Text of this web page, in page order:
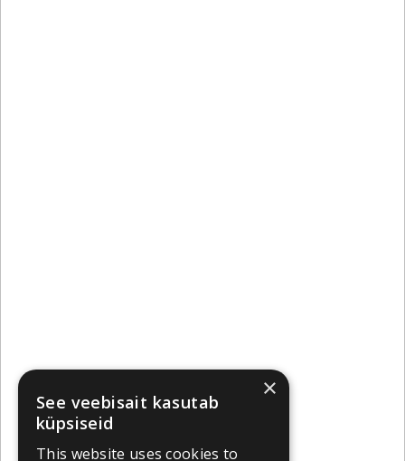
×
See veebisait kasutab
küpsiseid
This website uses cookies to